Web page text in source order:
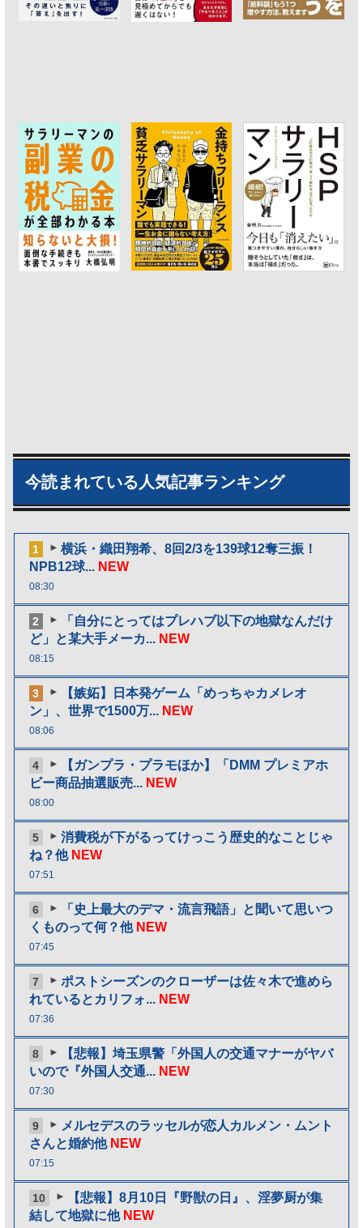
今読まれている人気記事ランキング
1
横浜・織田翔希、8回2/3を139球12奪三振！
NPB12球... NEW
08:30
2
「自分にとってはプレハブ以下の地獄なんだけ
ど」と某大手メーカ... NEW
08:15
3
【嫉妬】日本発ゲーム「めっちゃカメレオ
ン」、世界で1500万... NEW
08:06
4
【ガンプラ・プラモほか】「DMM プレミアホ
ビー商品抽選販売... NEW
08:00
5
消費税が下がるってけっこう歴史的なことじゃ
ね？他 NEW
07:51
6
「史上最大のデマ・流言飛語」と聞いて思いつ
くものって何？他 NEW
07:45
7
ポストシーズンのクローザーは佐々木で進めら
れているとカリフォ... NEW
07:36
8
【悲報】埼玉県警「外国人の交通マナーがヤバ
いので『外国人交通... NEW
07:30
9
メルセデスのラッセルが恋人カルメン・ムント
さんと婚約他 NEW
07:15
10
【悲報】8月10日『野獣の日』、淫夢厨が集
結して地獄に他 NEW